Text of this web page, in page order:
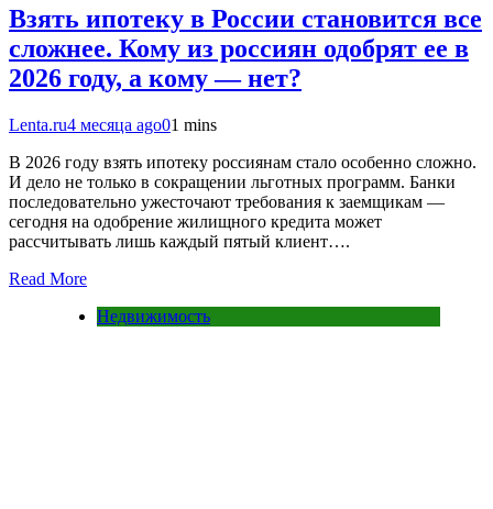
Взять ипотеку в России становится все
сложнее. Кому из россиян одобрят ее в
2026 году, а кому — нет?
Lenta.ru4 месяца ago01 mins
В 2026 году взять ипотеку россиянам стало особенно сложно.
И дело не только в сокращении льготных программ. Банки
последовательно ужесточают требования к заемщикам —
сегодня на одобрение жилищного кредита может
рассчитывать лишь каждый пятый клиент….
Read More
Недвижимость